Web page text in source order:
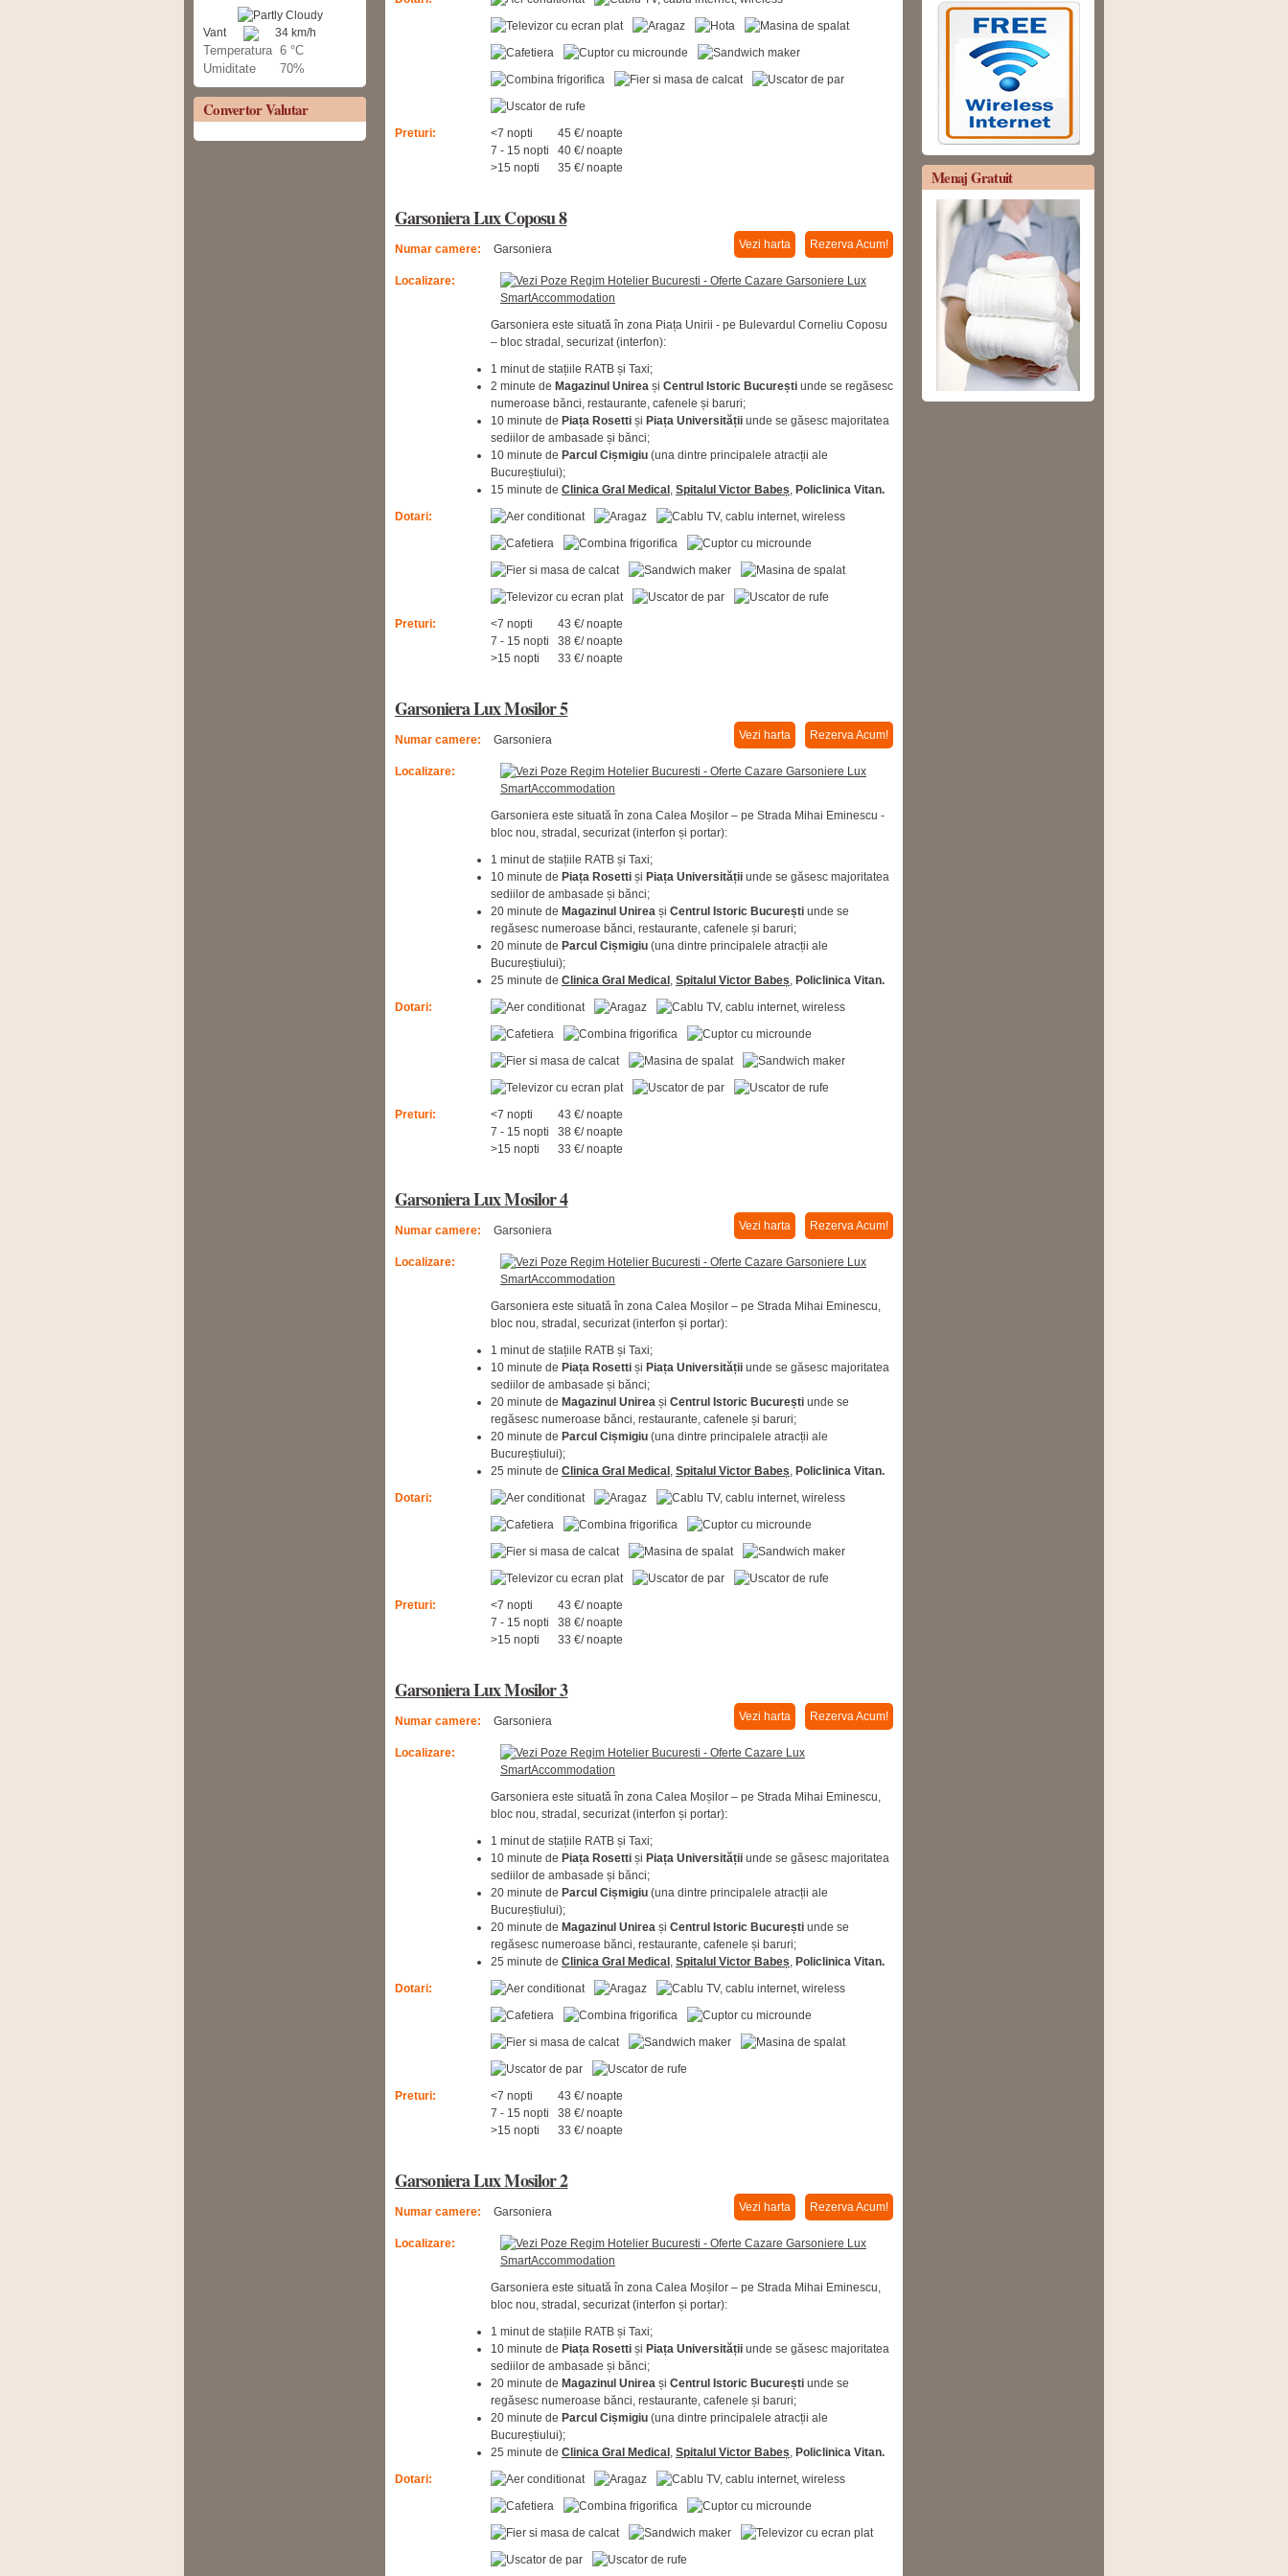
Vant 34 km/h
Temperatura 6 °C
Umiditate
70%
Convertor Valutar
Preturi: <7 nopti
45 €/ noapte
7 - 15 nopti
40 €/ noapte
>15 nopti
35 €/ noapte
Garsoniera Lux Coposu 8
Numar camere: Garsoniera Rezerva Acum!
Vezi harta
Localizare:
Garsoniera este situată în zona Piața Unirii - pe Bulevardul Corneliu Coposu
– bloc stradal, securizat (interfon):
1 minut de stațiile RATB și Taxi;
2 minute de Magazinul Unirea și Centrul Istoric București unde se regăsesc
numeroase bănci, restaurante, cafenele și baruri;
10 minute de Piața Rosetti și Piața Universității unde se găsesc majoritatea
sediilor de ambasade și bănci;
10 minute de Parcul Cișmigiu (una dintre principalele atracții ale
Bucureștiului);
15 minute de Clinica Gral Medical , Spitalul Victor Babeș, Policlinica Vitan.
Dotari:
Preturi: <7 nopti
43 €/ noapte
7 - 15 nopti
38 €/ noapte
>15 nopti
33 €/ noapte
Garsoniera Lux Mosilor 5
Numar camere: Garsoniera Rezerva Acum!
Vezi harta
Localizare:
Garsoniera este situată în zona Calea Moșilor – pe Strada Mihai Eminescu -
bloc nou, stradal, securizat (interfon și portar):
1 minut de stațiile RATB și Taxi;
10 minute de Piața Rosetti și Piața Universității unde se găsesc majoritatea
sediilor de ambasade și bănci;
20 minute de Magazinul Unirea și Centrul Istoric București unde se
regăsesc numeroase bănci, restaurante, cafenele și baruri;
20 minute de Parcul Cișmigiu (una dintre principalele atracții ale
Bucureștiului);
25 minute de Clinica Gral Medical , Spitalul Victor Babeș, Policlinica Vitan.
Dotari:
Preturi: <7 nopti
43 €/ noapte
7 - 15 nopti
38 €/ noapte
>15 nopti
33 €/ noapte
Garsoniera Lux Mosilor 4
Numar camere: Garsoniera Rezerva Acum!
Vezi harta
Localizare:
Garsoniera este situată în zona Calea Moșilor – pe Strada Mihai Eminescu,
bloc nou, stradal, securizat (interfon și portar):
1 minut de stațiile RATB și Taxi;
10 minute de Piața Rosetti și Piața Universității unde se găsesc majoritatea
sediilor de ambasade și bănci;
20 minute de Magazinul Unirea și Centrul Istoric București unde se
regăsesc numeroase bănci, restaurante, cafenele și baruri;
20 minute de Parcul Cișmigiu (una dintre principalele atracții ale
Bucureștiului);
25 minute de Clinica Gral Medical , Spitalul Victor Babeș, Policlinica Vitan.
Dotari:
Preturi: <7 nopti
43 €/ noapte
7 - 15 nopti
38 €/ noapte
>15 nopti
33 €/ noapte
Garsoniera Lux Mosilor 3
Numar camere: Garsoniera Rezerva Acum!
Vezi harta
Localizare:
Garsoniera este situată în zona Calea Moșilor – pe Strada Mihai Eminescu,
bloc nou, stradal, securizat (interfon și portar):
1 minut de stațiile RATB și Taxi;
10 minute de Piața Rosetti și Piața Universității unde se găsesc majoritatea
sediilor de ambasade și bănci;
20 minute de Parcul Cișmigiu (una dintre principalele atracții ale
Bucureștiului);
20 minute de Magazinul Unirea și Centrul Istoric București unde se
regăsesc numeroase bănci, restaurante, cafenele și baruri;
25 minute de Clinica Gral Medical , Spitalul Victor Babeș, Policlinica Vitan.
Dotari:
Preturi: <7 nopti
43 €/ noapte
7 - 15 nopti
38 €/ noapte
>15 nopti
33 €/ noapte
Garsoniera Lux Mosilor 2
Numar camere: Garsoniera Rezerva Acum!
Vezi harta
Localizare:
Garsoniera este situată în zona Calea Moșilor – pe Strada Mihai Eminescu,
bloc nou, stradal, securizat (interfon și portar):
1 minut de stațiile RATB și Taxi;
10 minute de Piața Rosetti și Piața Universității unde se găsesc majoritatea
sediilor de ambasade și bănci;
20 minute de Magazinul Unirea și Centrul Istoric București unde se
regăsesc numeroase bănci, restaurante, cafenele și baruri;
20 minute de Parcul Cișmigiu (una dintre principalele atracții ale
Bucureștiului);
25 minute de Clinica Gral Medical , Spitalul Victor Babeș, Policlinica Vitan.
Dotari:
Servicii Conexe:
Catering / Shopping
Rent a Car / Biciclete
Fitness / Sauna / Piscina /
Bonus Fara
Depunere
Menaj Gratuit